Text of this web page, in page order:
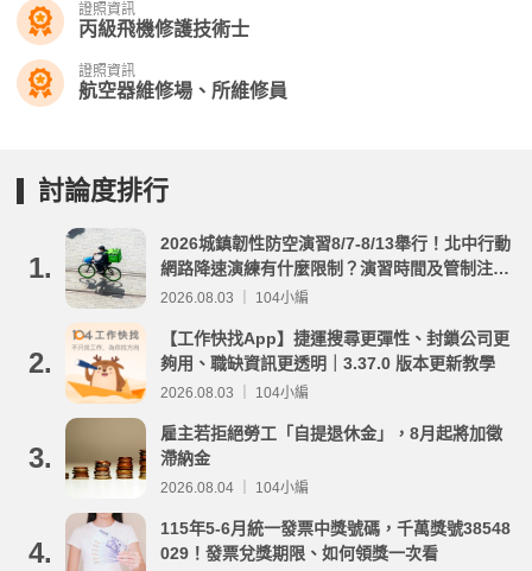
證照資訊
丙級飛機修護技術士
證照資訊
航空器維修場、所維修員
討論度排行
1.
2026城鎮韌性防空演習8/7-8/13舉行！北中行動
網路降速演練有什麼限制？演習時間及管制注意
事項整理
2026.08.03 ｜ 104小編
2.
【工作快找App】捷運搜尋更彈性、封鎖公司更
夠用、職缺資訊更透明｜3.37.0 版本更新教學
2026.08.03 ｜ 104小編
3.
雇主若拒絕勞工「自提退休金」，8月起將加徵
滯納金
2026.08.04 ｜ 104小編
4.
115年5-6月統一發票中獎號碼，千萬獎號38548
029！發票兌獎期限、如何領獎一次看